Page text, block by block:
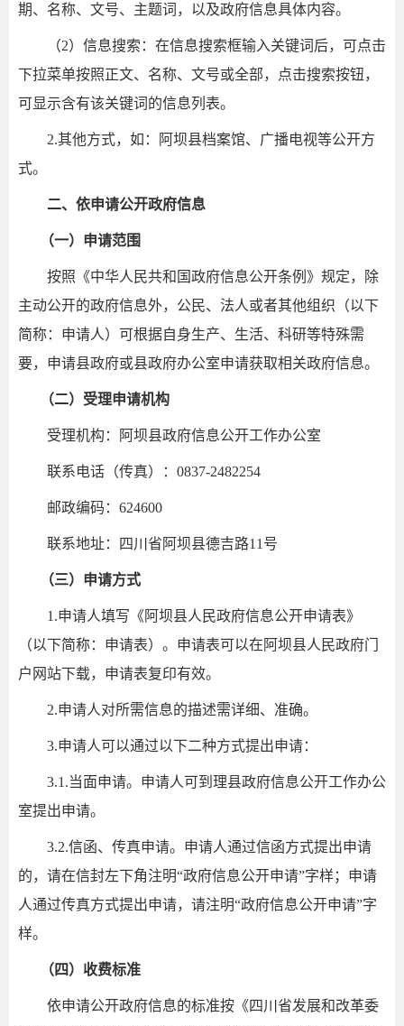
期、名称、文号、主题词，以及政府信息具体内容。
（2）信息搜索：在信息搜索框输入关键词后，可点击
下拉菜单按照正文、名称、文号或全部，点击搜索按钮，
可显示含有该关键词的信息列表。
2.其他方式，如：阿坝县档案馆、广播电视等公开方
式。
二、依申请公开政府信息
（一）申请范围
按照《中华人民共和国政府信息公开条例》规定，除
主动公开的政府信息外，公民、法人或者其他组织（以下
简称：申请人）可根据自身生产、生活、科研等特殊需
要，申请县政府或县政府办公室申请获取相关政府信息。
（二）受理申请机构
受理机构：阿坝县政府信息公开工作办公室
联系电话（传真）：0837-2482254
邮政编码：624600
联系地址：四川省阿坝县德吉路11号
（三）申请方式
1.申请人填写《阿坝县人民政府信息公开申请表》
（以下简称：申请表）。申请表可以在阿坝县人民政府门
户网站下载，申请表复印有效。
2.申请人对所需信息的描述需详细、准确。
3.申请人可以通过以下二种方式提出申请：
3.1.当面申请。申请人可到理县政府信息公开工作办公
室提出申请。
3.2.信函、传真申请。申请人通过信函方式提出申请
的，请在信封左下角注明“政府信息公开申请”字样；申请
人通过传真方式提出申请，请注明“政府信息公开申请”字
样。
（四）收费标准
依申请公开政府信息的标准按《四川省发展和改革委